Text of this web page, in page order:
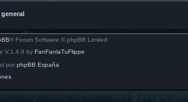
® Forum Software © phpBB Limited
V.1.4.9 by FanFanlaTuFlippe
por phpBB España